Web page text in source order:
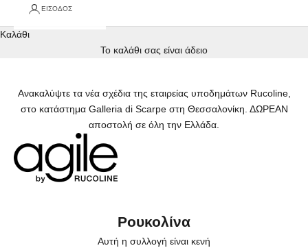
ΕΊΣΟΔΟΣ
Καλάθι
Το καλάθι σας είναι άδειο
Ανακαλύψτε τα νέα σχέδια της εταιρείας υποδημάτων Rucoline,
στο κατάστημα Galleria di Scarpe στη Θεσσαλονίκη. ΔΩΡΕΑΝ
αποστολή σε όλη την Ελλάδα.
Ρουκολίνα
Αυτή η συλλογή είναι κενή